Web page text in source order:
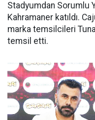
Stadyumdan Sorumlu
Kahramaner katıldı.
marka temsilcileri
temsil etti.